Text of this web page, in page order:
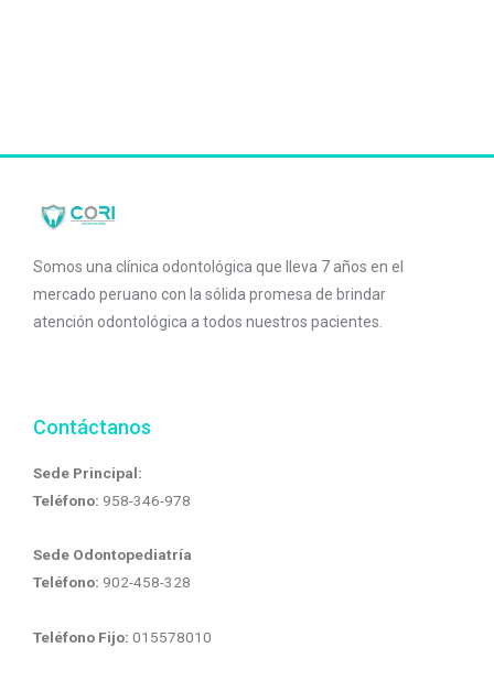
Somos una clínica odontológica que lleva 7 años en el
mercado peruano con la sólida promesa de brindar
atención odontológica a todos nuestros pacientes.
Contáctanos
Sede Principal:
Teléfono: 958-346-978
Sede Odontopediatría
Teléfono: 902-458-328
Teléfono Fijo: 015578010